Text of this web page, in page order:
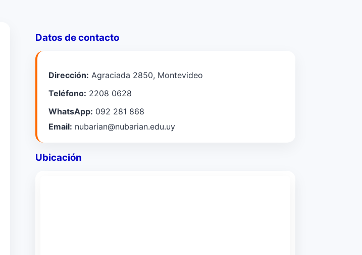
Datos de contacto
Dirección: Agraciada 2850, Montevideo
Teléfono: 2208 0628
WhatsApp: 092 281 868
Email: nubarian@nubarian.edu.uy
Ubicación